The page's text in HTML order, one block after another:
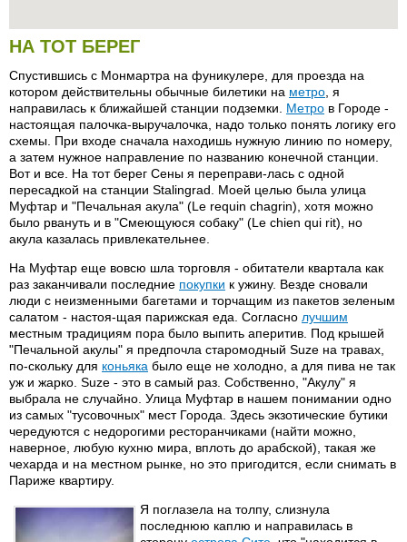
НА ТОТ БЕРЕГ
Спустившись с Монмартра на фуникулере, для проезда на
котором действительны обычные билетики на метро , я
направилась к ближайшей станции подземки. Метро в Городе -
настоящая палочка-выручалочка, надо только понять логику его
схемы. При входе сначала находишь нужную линию по номеру,
а затем нужное направление по названию конечной станции.
Вот и все. На тот берег Сены я переправи-лась с одной
пересадкой на станции Stalingrad. Моей целью была улица
Муфтар и "Печальная акула" (Le requin chagrin), хотя можно
было рвануть и в "Смеющуюся собаку" (Le chien qui rit), но
акула казалась привлекательнее.
На Муфтар еще вовсю шла торговля - обитатели квартала как
раз заканчивали последние покупки к ужину. Везде сновали
люди с неизменными багетами и торчащим из пакетов зеленым
салатом - настоя-щая парижская еда. Согласно лучшим
местным традициям пора было выпить аперитив. Под крышей
"Печальной акулы" я предпочла старомодный Suze на травах,
по-скольку для коньяка было еще не холодно, а для пива не так
уж и жарко. Suze - это в самый раз. Собственно, "Акулу" я
выбрала не случайно. Улица Муфтар в нашем понимании одно
из самых "тусовочных" мест Города. Здесь экзотические бутики
чередуются с недорогими ресторанчиками (найти можно,
наверное, любую кухню мира, вплоть до арабской), такая же
чехарда и на местном рынке, но это пригодится, если снимать в
Париже квартиру.
Я поглазела на толпу, слизнула
последнюю каплю и направилась в